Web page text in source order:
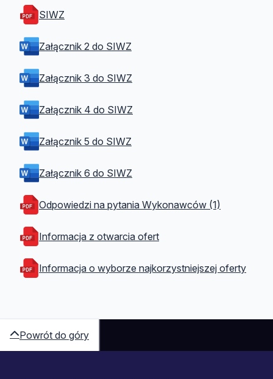
SIWZ
Załącznik 2 do SIWZ
Załącznik 3 do SIWZ
Załącznik 4 do SIWZ
Załącznik 5 do SIWZ
Załącznik 6 do SIWZ
Odpowiedzi na pytania Wykonawców (1)
Informacja z otwarcia ofert
Informacja o wyborze najkorzystniejszej oferty
Powrót do góry